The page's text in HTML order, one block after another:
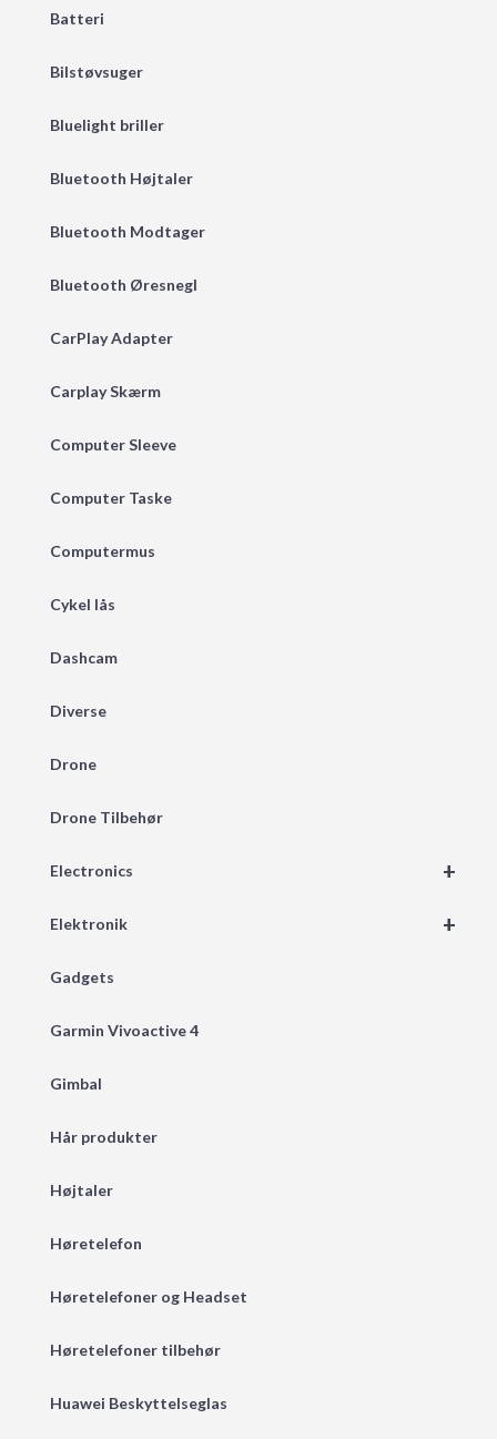
Batteri
Bilstøvsuger
Bluelight briller
Bluetooth Højtaler
Bluetooth Modtager
Bluetooth Øresnegl
CarPlay Adapter
Carplay Skærm
Computer Sleeve
Computer Taske
Computermus
Cykel lås
Dashcam
Diverse
Drone
Drone Tilbehør
+
Electronics
+
Elektronik
Gadgets
Garmin Vivoactive 4
Gimbal
Hår produkter
Højtaler
Høretelefon
Høretelefoner og Headset
Høretelefoner tilbehør
Huawei Beskyttelseglas